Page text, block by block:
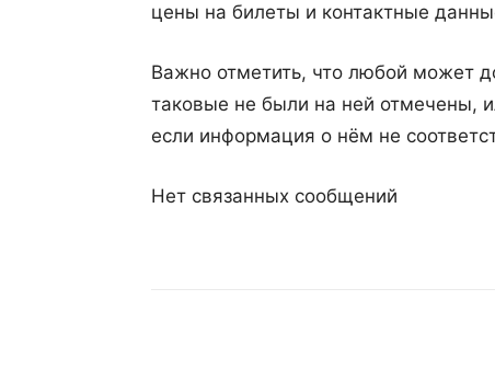
цены на билеты и контактные
Важно отметить, что любой может
таковые не были на ней отмечены,
если информация о нём не
Нет связанных сообщений